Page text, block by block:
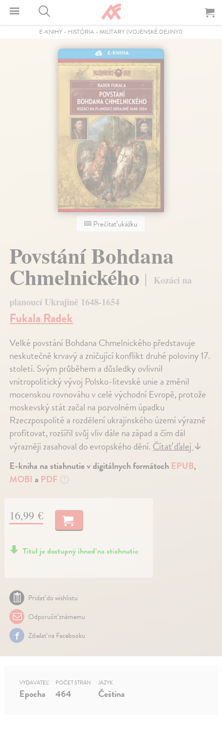
E-KNIHY - HISTÓRIA - MILITARY (VOJENSKÉ DEJINY0
E-KNIHA
Prečítať ukážku
Povstání Bohdana
Chmelnického
Kozáci na
planoucí Ukrajině 1648-1654
Fukala Radek
Velké povstání Bohdana Chmelnického představuje
neskutečně krvavý a zničující konflikt druhé poloviny 17.
století. Svým průběhem a důsledky ovlivnil
vnitropolitický vývoj Polsko-litevské unie a změnil
mocenskou rovnováhu v celé východní Evropě, protože
moskevský stát začal na pozvolném úpadku
Rzeczpospolité a rozdělení ukrajinského území výrazně
profitovat, rozšířil svůj vliv dále na západ a čím dál
výrazněji zasahoval do evropského dění. Čítať ďalej ↓
E-kniha na stiahnutie v digitálnych formátoch EPUB,
MOBI a PDF ?
16,99 €
Titul je dostupný ihneď na stiahnutie
Pridať do wishlistu
Odporučiť známemu
Zdielať na Facebooku
VYDAVATEĽ
Epocha
POČET STRÁN
464
JAZYK
Čeština